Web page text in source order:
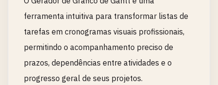
ferramenta intuitiva para transformar listas de
tarefas em cronogramas visuais profissionais,
permitindo o acompanhamento preciso de
prazos, dependências entre atividades e o
progresso geral de seus projetos.